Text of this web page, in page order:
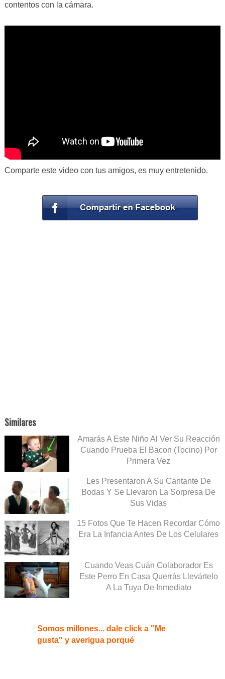
contentos con la cámara.
Comparte este video con tus amigos, es muy entretenido.
Similares
Amarás A Este Niño Al Ver Su Reacción
Cuando Prueba El Bacon (Tocino) Por
Primera Vez
Les Presentaron A Su Cantante De
Bodas Y Se Llevaron La Sorpresa De
Sus Vidas
15 Fotos Que Te Hacen Recordar Cómo
Era La Infancia Antes De Los Celulares
Cuando Veas Cuán Colaborador Es
Este Perro En Casa Querrás Llevártelo
A La Tuya De Inmediato
Somos millones... dale click a "Me
gusta" y averigua porqué